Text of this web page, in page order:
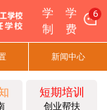
学
制
学
费
6
新闻中心
短期培训
创业帮扶